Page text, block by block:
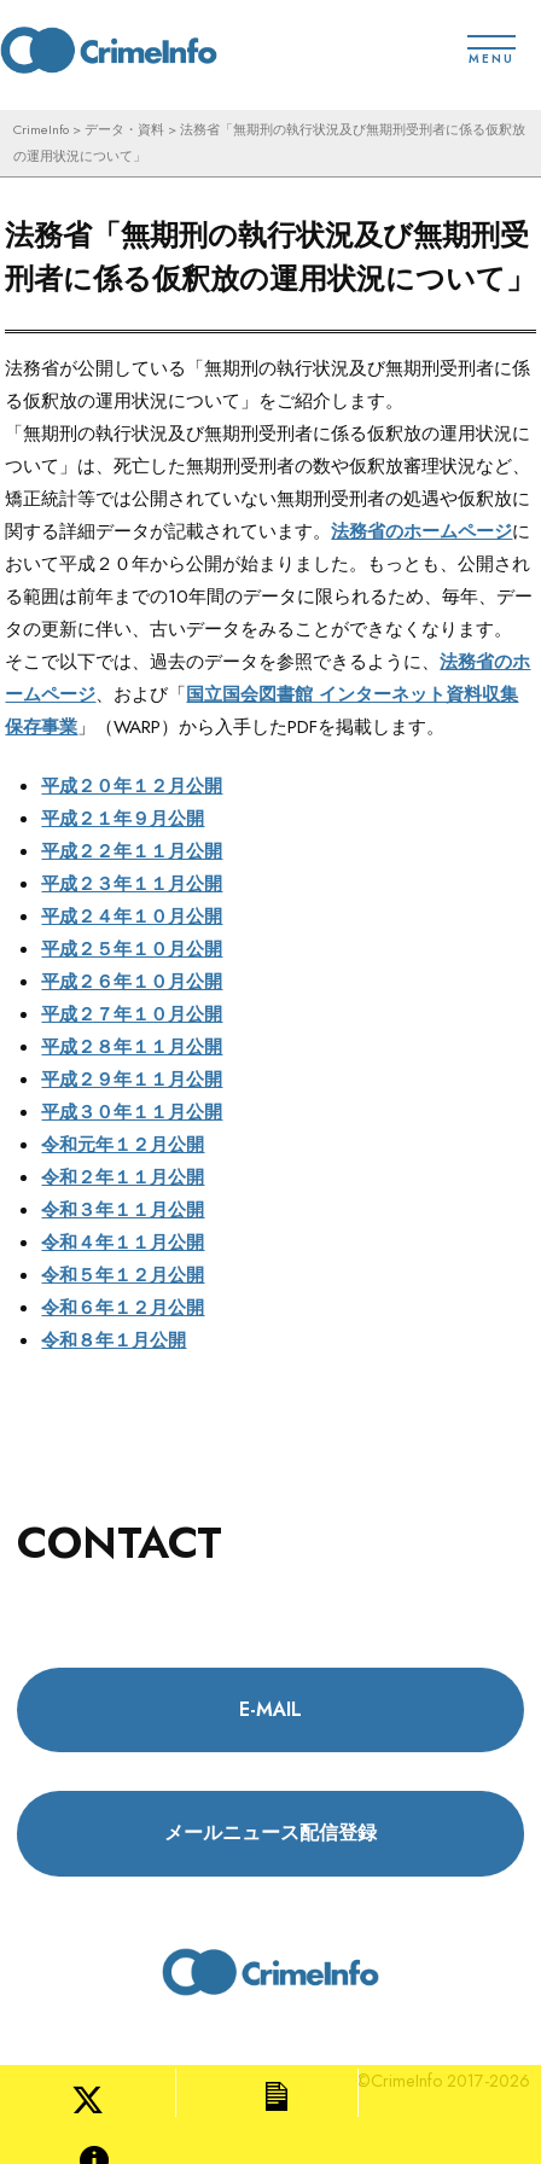
ン
ン
ツ
ス
キ
MENU
CrimeInfo >データ・資料 >法務省「無期刑の執行状況及び無期刑受刑者に係る仮釈放
の運用状況について」
法務省「無期刑の執行状況及び無期刑受
刑者に係る仮釈放の運用状況について」
法務省が公開している「無期刑の執行状況及び無期刑受刑者に係
る仮釈放の運用状況について」をご紹介します。
「無期刑の執行状況及び無期刑受刑者に係る仮釈放の運用状況に
ついて」は、死亡した無期刑受刑者の数や仮釈放審理状況など、
矯正統計等では公開されていない無期刑受刑者の処遇や仮釈放に
関する詳細データが記載されています。法務省のホームページに
おいて平成２０年から公開が始まりました。もっとも、公開され
る範囲は前年までの10年間のデータに限られるため、毎年、デー
タの更新に伴い、古いデータをみることができなくなります。
そこで以下では、過去のデータを参照できるように、法務省のホ
ームページ、および「国立国会図書館 インターネット資料収集
保存事業」（WARP）から入手したPDFを掲載します。
平成２０年１２月公開
平成２１年９月公開
平成２２年１１月公開
平成２３年１１月公開
平成２４年１０月公開
平成２５年１０月公開
平成２６年１０月公開
平成２７年１０月公開
平成２８年１１月公開
平成２９年１１月公開
平成３０年１１月公開
令和元年１２月公開
令和２年１１月公開
令和３年１１月公開
令和４年１１月公開
令和５年１２月公開
令和６年１２月公開
令和８年１月公開
CONTACT
E-MAIL
メールニュース配信登録
©CrimeInfo 2017-2026